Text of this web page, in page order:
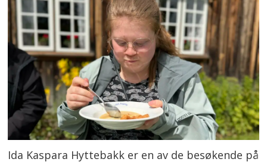
Ida Kaspara Hyttebakk er en av de besøkende på